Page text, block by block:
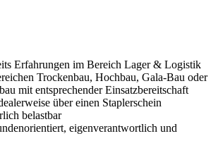
Erfahrungen im Bereich Lager & Logistik
Trockenbau, Hochbau, Gala-Bau oder
mit entsprechender Einsatzbereitschaft
über einen Staplerschein
belastbar
eigenverantwortlich und